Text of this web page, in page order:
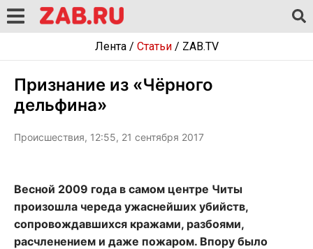
Лента/ Статьи/ ZAB.TV
Признание из «Чёрного
дельфина»
Происшествия, 12:55, 21 сентября 2017
Весной 2009 года в самом центре Читы
произошла череда ужаснейших убийств,
сопровождавшихся кражами, разбоями,
расчленением и даже пожаром. Впору было